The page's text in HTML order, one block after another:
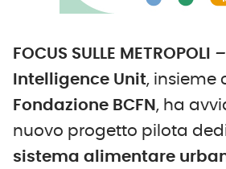
FOCUS SULLE METROPOLI –
Intelligence Unit, insieme
Fondazione BCFN , ha
nuovo progetto pilota
sistema alimentare